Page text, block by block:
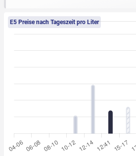
E5 Preise nach Tageszeit pro Liter